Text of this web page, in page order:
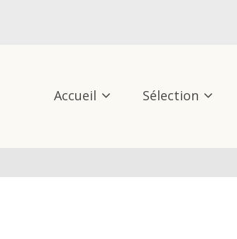
Accueil Sélection